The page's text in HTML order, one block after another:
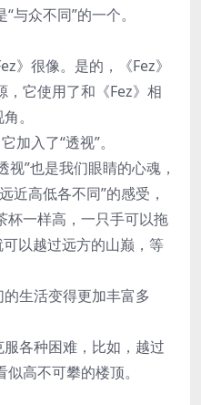
与众不同”的一个。
》很像。是的，《Fez》
，它使用了和《Fez》相
。
加入了“透视”。
视”也是我们眼睛的心魂，
近高低各不同”的感受，
杯一样高，一只手可以拖
以越过远方的山巅，等
生活变得更加丰富多
各种困难，比如，越过
高不可攀的楼顶。